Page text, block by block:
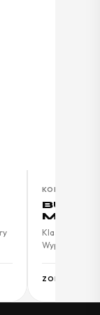
KOBIETA
BUTY
Klasyczne
Wyposażone
ZOBACZ